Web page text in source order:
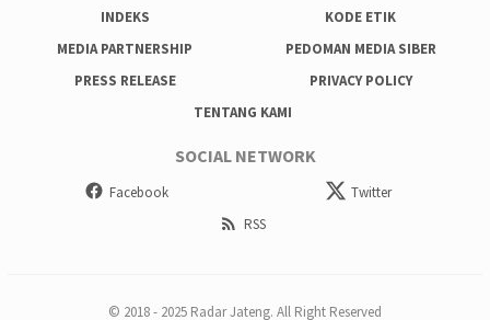
INDEKS
KODE ETIK
MEDIA PARTNERSHIP
PEDOMAN MEDIA SIBER
PRESS RELEASE
PRIVACY POLICY
TENTANG KAMI
SOCIAL NETWORK
Facebook
Twitter
RSS
© 2018 - 2025 Radar Jateng. All Right Reserved